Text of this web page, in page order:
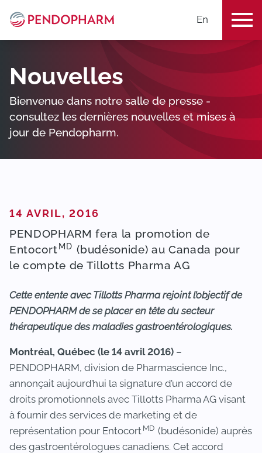
En
Nouvelles
Bienvenue dans notre salle de presse -
consultez les dernières nouvelles et mises à
jour de Pendopharm.
PUBLIÉ DANS
14 AVRIL, 2016
PENDOPHARM fera la promotion de
Entocort MD (budésonide) au Canada pour
le compte de Tillotts Pharma AG
Cette entente avec Tillotts Pharma rejoint l’objectif de
PENDOPHARM de se placer en tête du secteur
thérapeutique des maladies gastroentérologiques.
Montréal, Québec (le 14 avril 2016) –
PENDOPHARM, division de Pharmascience Inc.,
annonçait aujourd’hui la signature d’un accord de
droits promotionnels avec Tillotts Pharma AG visant
à fournir des services de marketing et de
représentation pour Entocort MD (budésonide) auprès
des gastroentérologues canadiens. Cet accord